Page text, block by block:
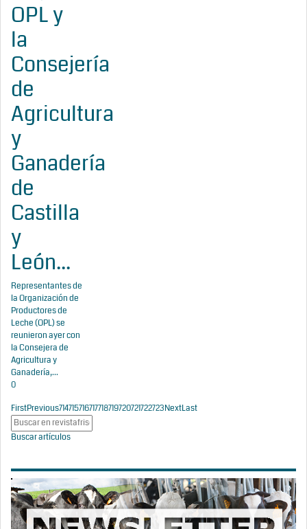
OPL y
la
Consejería
de
Agricultura
y
Ganadería
de
Castilla
y
León...
Representantes de
la Organización de
Productores de
Leche (OPL) se
reunieron ayer con
la Consejera de
Agricultura y
Ganadería,...
0
FirstPrevious714715716717718719720721722723NextLast
Buscar artículos